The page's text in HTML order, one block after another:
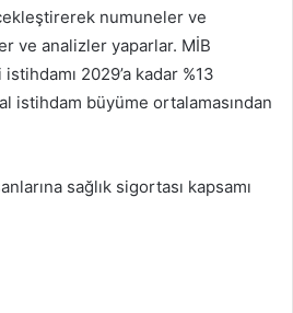
numuneler ve
ve analizler yaparlar. MİB
2029’a kadar %13
istihdam büyüme ortalamasından
sağlık sigortası kapsamı